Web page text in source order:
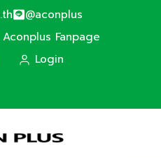
@aconplus
Aconplus Fanpage
Login